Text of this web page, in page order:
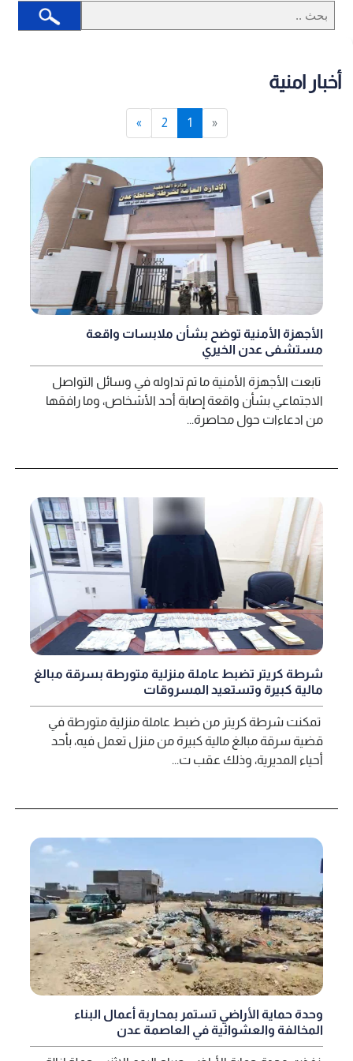
أخبار امنية
«
1
2
»
الأجهزة الأمنية توضح بشأن ملابسات واقعة
مستشفى عدن الخيري
تابعت الأجهزة الأمنية ما تم تداوله في وسائل التواصل
الاجتماعي بشأن واقعة إصابة أحد الأشخاص، وما رافقها
من ادعاءات حول محاصرة...
شرطة كريتر تضبط عاملة منزلية متورطة بسرقة مبالغ
مالية كبيرة وتستعيد المسروقات
تمكنت شرطة كريتر من ضبط عاملة منزلية متورطة في
قضية سرقة مبالغ مالية كبيرة من منزل تعمل فيه، بأحد
أحياء المديرية، وذلك عقب ت...
وحدة حماية الأراضي تستمر بمحاربة أعمال البناء
المخالفة والعشوائية في العاصمة عدن